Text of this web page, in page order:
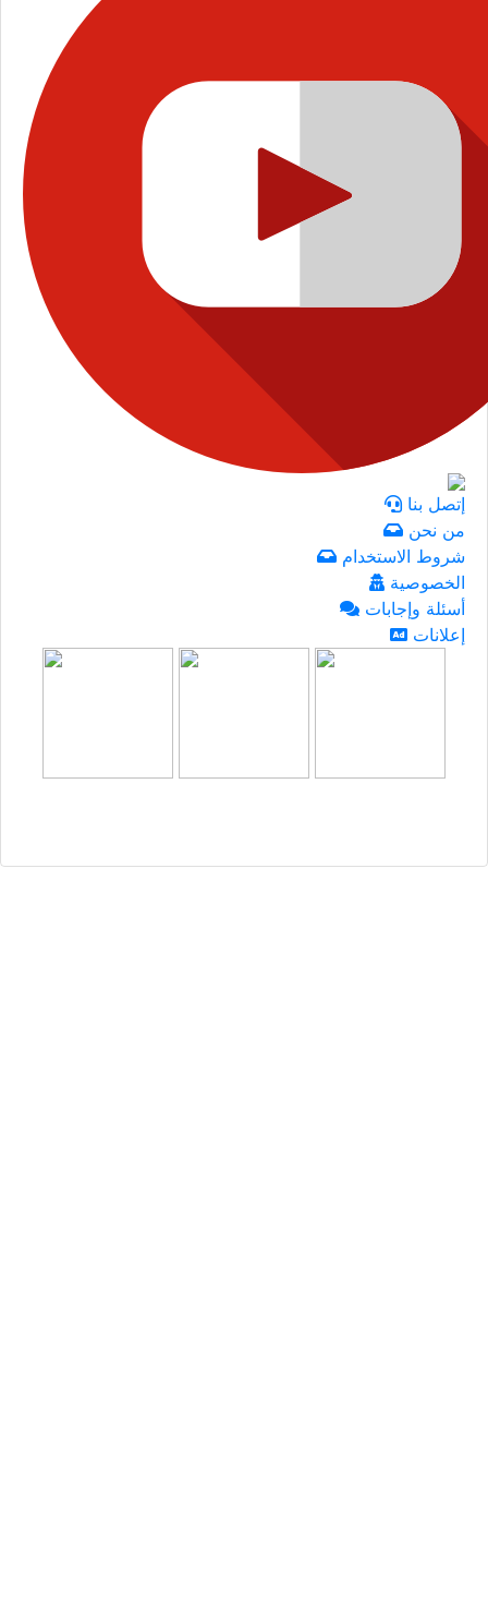
إتصل بنا
من نحن
شروط الاستخدام
الخصوصية
أسئلة وإجابات
إعلانات